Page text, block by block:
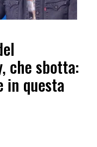
che sbotta:
in questa